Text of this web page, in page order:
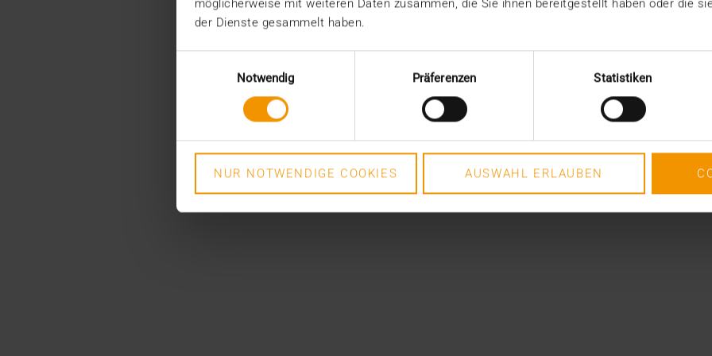
möglicherweise mit weiteren Daten zusammen, die Sie ihnen bereitgestellt haben oder die
der Dienste gesammelt haben.
Notwendig
Präferenzen Statistiken
NUR NOTWENDIGE COOKIES AUSWAHL ERLAUBEN